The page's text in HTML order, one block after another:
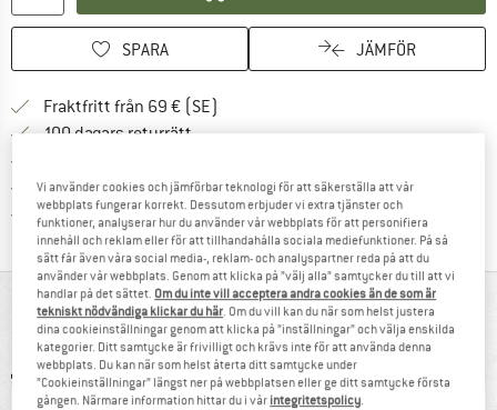
SPARA JÄMFÖR
Fraktfritt från 69 € (SE)
100 dagars returrätt
Alla produkter på lager
Trust Pilot-garanti - hitta all information här!
I KORTHET
Vi använder cookies och jämförbar teknologi för att säkerställa att vår
webbplats fungerar korrekt. Dessutom erbjuder vi extra tjänster och
funktioner, analyserar hur du använder vår webbplats för att personifiera
innehåll och reklam eller för att tillhandahålla sociala mediefunktioner. På så
sätt får även våra social media-, reklam- och analyspartner reda på att du
använder vår webbplats. Genom att klicka på ”välj alla” samtycker du till att vi
handlar på det sättet. Om du inte vill acceptera andra cookies än de som är
tekniskt nödvändiga klickar du här. Om du vill kan du när som helst justera
dina cookieinställningar genom att klicka på ”inställningar” och välja enskilda
kategorier. Ditt samtycke är frivilligt och krävs inte för att använda denna
webbplats. Du kan när som helst återta ditt samtycke under
”Cookieinställningar” längst ner på webbplatsen eller ge ditt samtycke första
gången. Närmare information hittar du i vår integritetspolicy.